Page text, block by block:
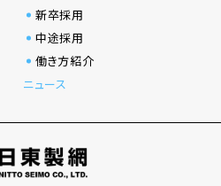
新卒採用
中途採用
働き方紹介
ニュース